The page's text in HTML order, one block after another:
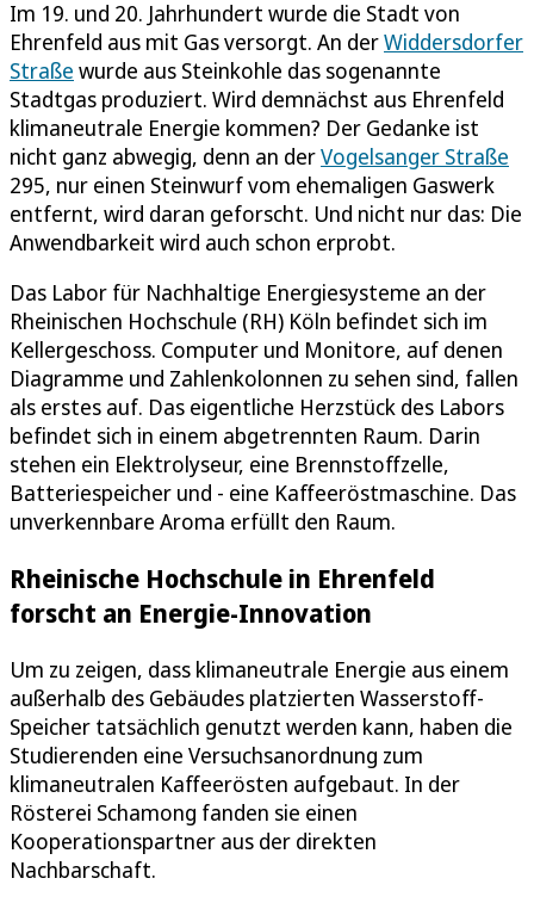
Im 19. und 20. Jahrhundert wurde die Stadt von
Ehrenfeld aus mit Gas versorgt. An derWiddersdorfer
Straße wurde aus Steinkohle das sogenannte
Stadtgas produziert. Wird demnächst aus Ehrenfeld
klimaneutrale Energie kommen? Der Gedanke ist
nicht ganz abwegig, denn an derVogelsanger Straße
295, nur einen Steinwurf vom ehemaligen Gaswerk
entfernt, wird daran geforscht. Und nicht nur das: Die
Anwendbarkeit wird auch schon erprobt.
Das Labor für Nachhaltige Energiesysteme an der
Rheinischen Hochschule (RH) Köln befindet sich im
Kellergeschoss. Computer und Monitore, auf denen
Diagramme und Zahlenkolonnen zu sehen sind, fallen
als erstes auf. Das eigentliche Herzstück des Labors
befindet sich in einem abgetrennten Raum. Darin
stehen ein Elektrolyseur, eine Brennstoffzelle,
Batteriespeicher und - eine Kaffeeröstmaschine. Das
unverkennbare Aroma erfüllt den Raum.
Rheinische Hochschule in Ehrenfeld
forscht an Energie-Innovation
Um zu zeigen, dass klimaneutrale Energie aus einem
außerhalb des Gebäudes platzierten Wasserstoff-
Speicher tatsächlich genutzt werden kann, haben die
Studierenden eine Versuchsanordnung zum
klimaneutralen Kaffeerösten aufgebaut. In der
Rösterei Schamong fanden sie einen
Kooperationspartner aus der direkten
Nachbarschaft.